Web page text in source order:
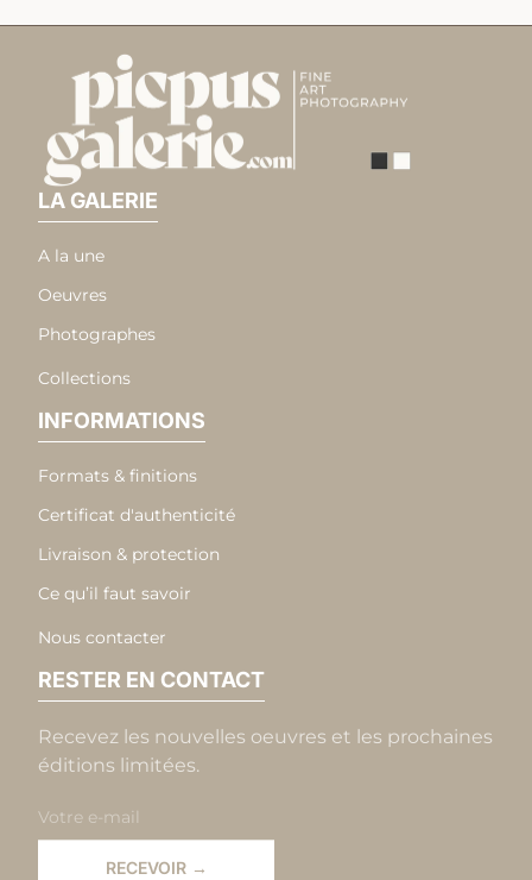
LA GALERIE
A la une
Oeuvres
Photographes
Collections
INFORMATIONS
Formats & finitions
Certificat d'authenticité
Livraison & protection
Ce qu’il faut savoir
Nous contacter
RESTER EN CONTACT
Recevez les nouvelles oeuvres et les prochaines
éditions limitées.
RECEVOIR →